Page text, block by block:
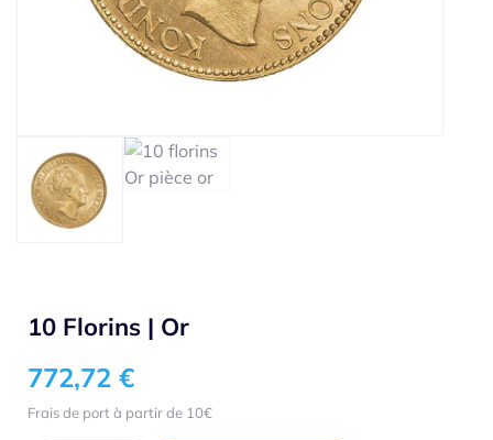
10 Florins | Or
772,72 €
Frais de port à partir de 10€